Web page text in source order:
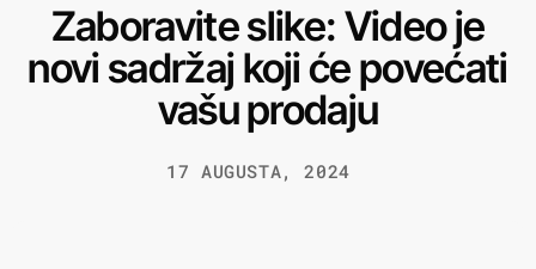
Zaboravite slike: Video je
novi sadržaj koji će povećati
vašu prodaju
17 AUGUSTA, 2024